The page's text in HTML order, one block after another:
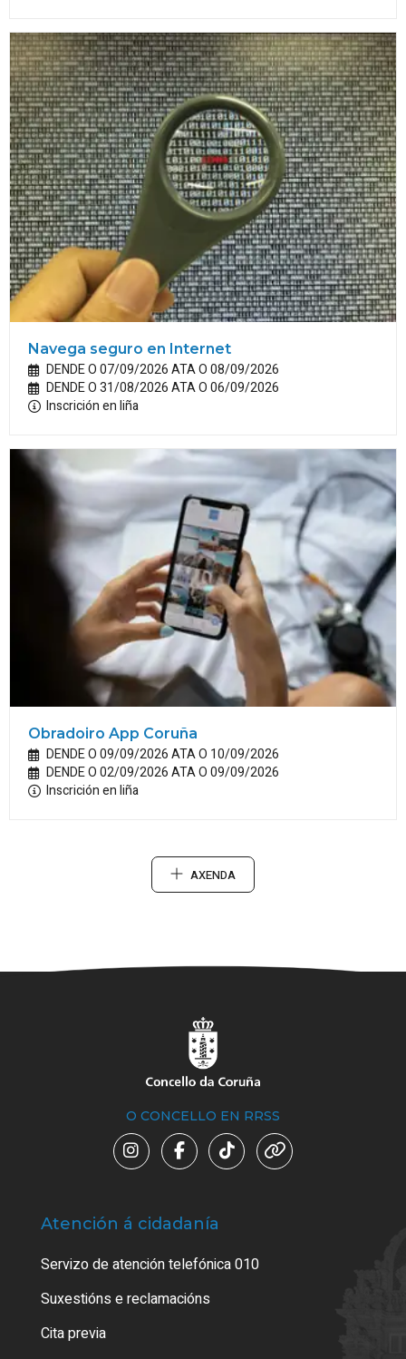
Navega seguro en Internet
DENDE O 07/09/2026 ATA O 08/09/2026
DENDE O 31/08/2026 ATA O 06/09/2026
Inscrición en liña
Obradoiro App Coruña
DENDE O 09/09/2026 ATA O 10/09/2026
DENDE O 02/09/2026 ATA O 09/09/2026
Inscrición en liña
AXENDA
O CONCELLO EN RRSS
Atención á cidadanía
Servizo de atención telefónica 010
Suxestións e reclamacións
Cita previa